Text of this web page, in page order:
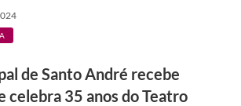
de Santo André recebe
celebra 35 anos do Teatro
i
v
u